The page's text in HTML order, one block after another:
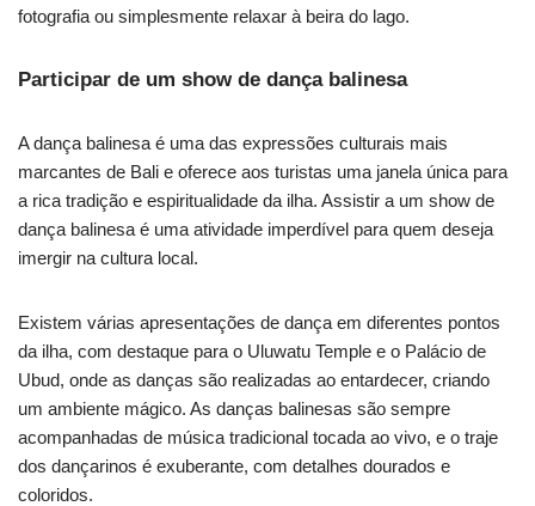
fotografia ou simplesmente relaxar à beira do lago.
Participar de um show de dança balinesa
A dança balinesa é uma das expressões culturais mais
marcantes de Bali e oferece aos turistas uma janela única para
a rica tradição e espiritualidade da ilha. Assistir a um show de
dança balinesa é uma atividade imperdível para quem deseja
imergir na cultura local.
Existem várias apresentações de dança em diferentes pontos
da ilha, com destaque para o Uluwatu Temple e o Palácio de
Ubud, onde as danças são realizadas ao entardecer, criando
um ambiente mágico. As danças balinesas são sempre
acompanhadas de música tradicional tocada ao vivo, e o traje
dos dançarinos é exuberante, com detalhes dourados e
coloridos.